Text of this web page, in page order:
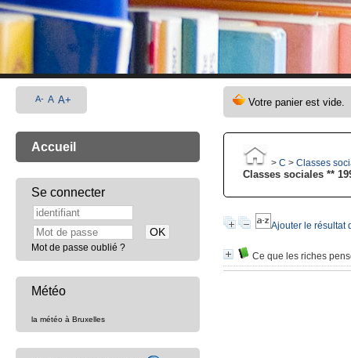
> C > Classes
Classes sociales **
Ajouter le résultat
Ce que les riches
A- A A+
Accueil
Se connecter
Mot de passe oublié ?
Météo
la météo à Bruxelles